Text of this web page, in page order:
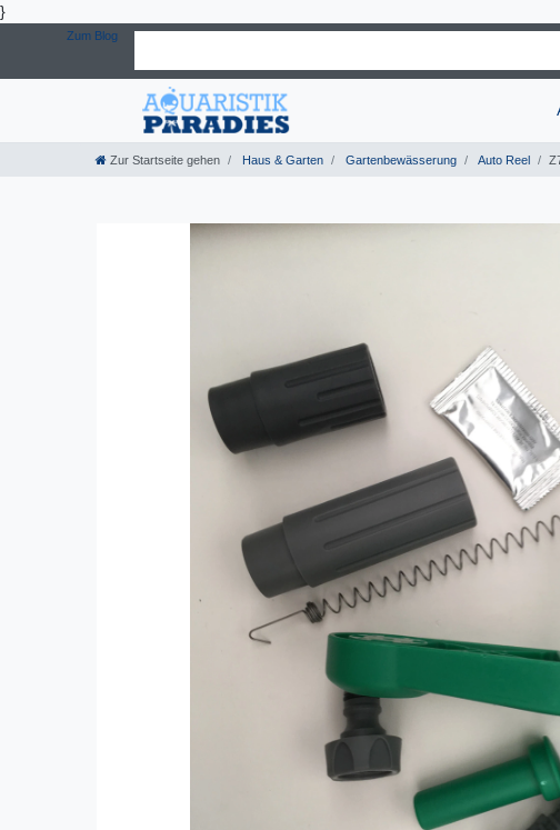
}
Zum Blog
Zur Startseite gehen Haus & Garten Gartenbewässerung Auto Reel